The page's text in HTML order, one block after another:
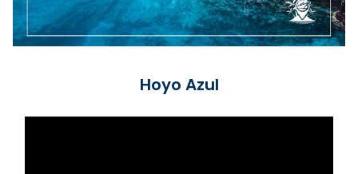
Hoyo Azul